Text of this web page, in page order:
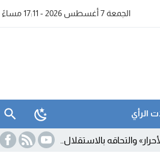
الجمعة 7 أغسطس 2026 - 17:11 مساءً
الرأي
أمبارك حمية يستقيل من